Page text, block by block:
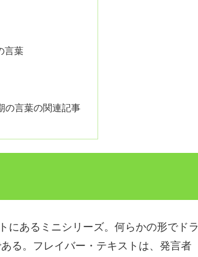
言葉
の言葉の関連記事
にあるミニシリーズ。何らかの形でドラ
る。フレイバー・テキストは、発言者